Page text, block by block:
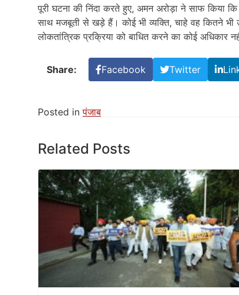
पूरी घटना की निंदा करते हुए, अमन अरोड़ा ने साफ किया
साथ मजबूती से खड़े हैं। कोई भी व्यक्ति, चाहे वह कितने भी
लोकतांत्रिक प्रक्रिया को बाधित करने का कोई अधिकार
Share: Facebook Twitter
Posted inपंजाब
Related Posts